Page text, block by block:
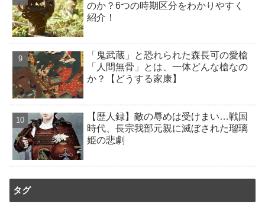
のか？6つの時期区分をわかりやすく
紹介！
「鬼武蔵」と恐れられた森長可の愛槍
「人間無骨」とは、一体どんな槍なの
か？【どうする家康】
【歴人録】敵の辱めは受けまい…戦国
時代、長宗我部元親に滅ぼされた瑠璃
姫の悲劇
タグ